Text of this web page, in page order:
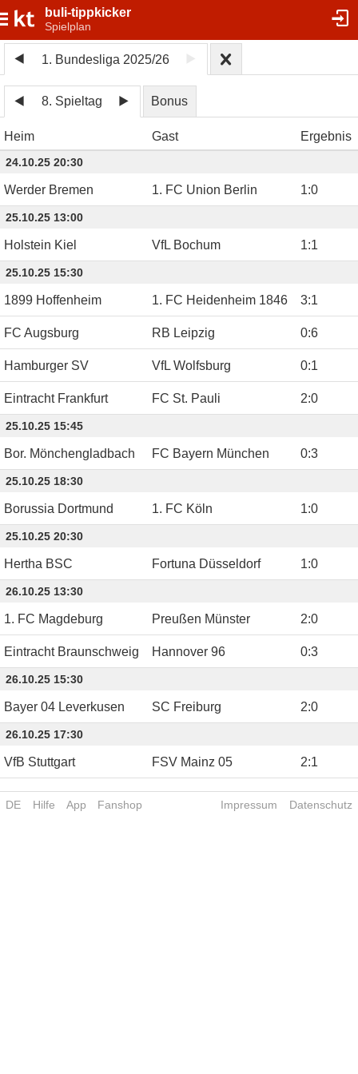
buli-tippkicker
Spielplan
1. Bundesliga 2025/26
8. Spieltag Bonus
Heim Gast Ergebnis
24.10.25 20:30
Werder Bremen 1. FC Union Berlin 1:0
25.10.25 13:00
Holstein Kiel VfL Bochum 1:1
25.10.25 15:30
1899 Hoffenheim 1. FC Heidenheim 1846 3:1
FC Augsburg RB Leipzig 0:6
Hamburger SV VfL Wolfsburg 0:1
Eintracht Frankfurt FC St. Pauli 2:0
25.10.25 15:45
Bor. Mönchengladbach FC Bayern München 0:3
25.10.25 18:30
Borussia Dortmund 1. FC Köln 1:0
25.10.25 20:30
Hertha BSC Fortuna Düsseldorf 1:0
26.10.25 13:30
1. FC Magdeburg Preußen Münster 2:0
Eintracht Braunschweig Hannover 96 0:3
26.10.25 15:30
Bayer 04 Leverkusen SC Freiburg 2:0
26.10.25 17:30
VfB Stuttgart FSV Mainz 05 2:1
DE Hilfe App Fanshop Impressum Datenschutz